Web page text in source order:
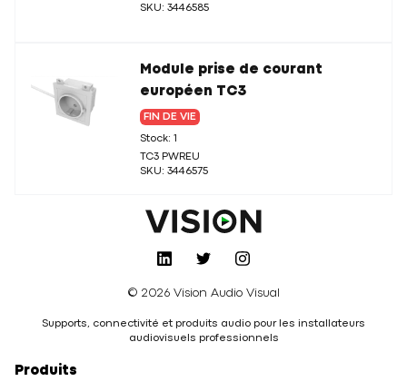
SKU: 3446585
Module prise de courant
européen TC3
FIN DE VIE
Stock: 1
TC3 PWREU
SKU: 3446575
© 2026 Vision Audio Visual
Supports, connectivité et produits audio pour les installateurs
audiovisuels professionnels
Produits